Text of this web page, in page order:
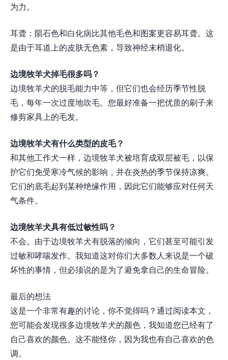
为力。
耳聋：陨石色和白化病比其他毛色和图案更容易耳聋。这
是由于耳道上的皮肤无色素，导致神经末梢退化。
边境牧羊犬掉毛很多吗？
边境牧羊犬的脱毛能力中等，但它们也会经历季节性脱
毛，每年一次过度地吹毛。您最好准备一把优质的刷子来
修剪家具上的毛发。
边境牧羊犬有什么类型的皮毛？
和其他工作犬一样，边境牧羊犬被培育成双层被毛，以保
护它们免受寒冷气候的影响，并在炎热的季节保持凉爽。
它们的底毛起到某种绝缘作用，因此它们能够应对任何天
气条件。
边境牧羊犬具有低过敏性吗？
不会。由于边境牧羊犬有脱落的倾向，它们甚至可能引发
过敏和哮喘发作。我知道这对你们大多数人来说是一个破
坏性的事情，但必须说的是为了避免拿自己的生命冒险。
最后的想法
这是一个非常有趣的讨论，你不觉得吗？通过阅读本文，
您可能会发现很多边境牧羊犬的颜色，我知道您已经有了
自己喜欢的颜色。这不能怪你，因为我也有自己喜欢的色
调。